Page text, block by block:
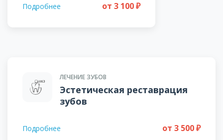
Подробнее от 3 100 ₽
ЛЕЧЕНИЕ ЗУБОВ
Эстетическая реставрация
зубов
Подробнее от 3 500 ₽